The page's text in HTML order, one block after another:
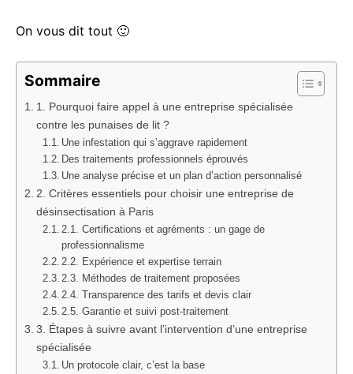
On vous dit tout 🙂
Sommaire
1. Pourquoi faire appel à une entreprise spécialisée
contre les punaises de lit ?
Une infestation qui s’aggrave rapidement
Des traitements professionnels éprouvés
Une analyse précise et un plan d’action personnalisé
2. Critères essentiels pour choisir une entreprise de
désinsectisation à Paris
2.1. Certifications et agréments : un gage de
professionnalisme
2.2. Expérience et expertise terrain
2.3. Méthodes de traitement proposées
2.4. Transparence des tarifs et devis clair
2.5. Garantie et suivi post-traitement
3. Étapes à suivre avant l’intervention d’une entreprise
spécialisée
Un protocole clair, c’est la base